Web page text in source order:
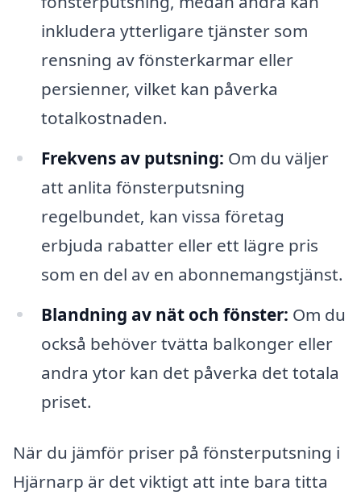
inkludera ytterligare tjänster som
rensning av fönsterkarmar eller
persienner, vilket kan påverka
totalkostnaden.
Frekvens av putsning: Om du väljer
att anlita fönsterputsning
regelbundet, kan vissa företag
erbjuda rabatter eller ett lägre pris
som en del av en abonnemangstjänst.
Blandning av nät och fönster: Om du
också behöver tvätta balkonger eller
andra ytor kan det påverka det totala
priset.
När du jämför priser på fönsterputsning i
Hjärnarp är det viktigt att inte bara titta